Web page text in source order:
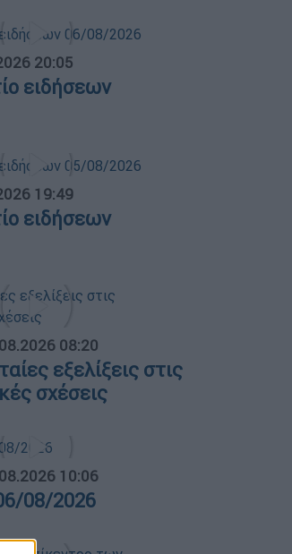
20:05
ειδήσεων
19:49
ειδήσεων
08:20
εξελίξεις στις
σχέσεις
10:06
08/2026